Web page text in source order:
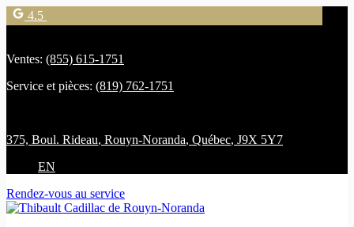
4.5
Ventes: (855) 615-1751
Service et pièces: (819) 762-1751
375, Boul. Rideau, Rouyn-Noranda, Québec, J9X 5Y7
EN
Rendez-vous au service